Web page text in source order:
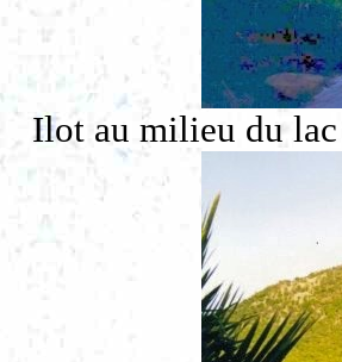
Ilot au milieu du